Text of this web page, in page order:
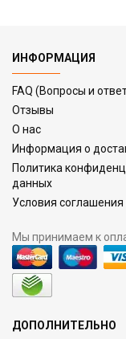
ИНФОРМАЦИЯ
FAQ (Вопросы и
Отзывы
О нас
Информация о
Политика
данных
Условия
Мы принимаем к
ДОПОЛНИТЕЛЬНО